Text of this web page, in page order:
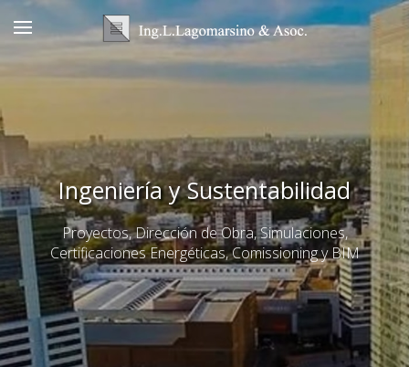
Ingeniería y Sustentabilidad
Proyectos, Dirección de Obra, Simulaciones,
Certificaciones Energéticas, Comissioning y BIM